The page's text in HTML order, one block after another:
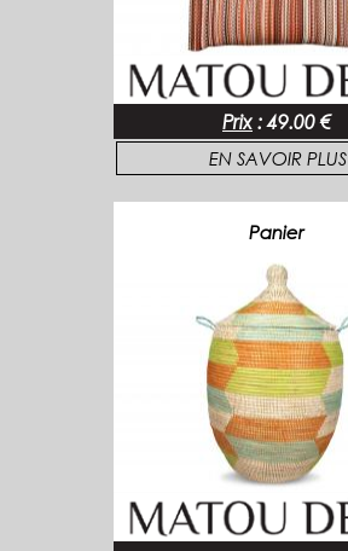
Prix : 49.00 €
EN SAVOIR PLUS
Panier